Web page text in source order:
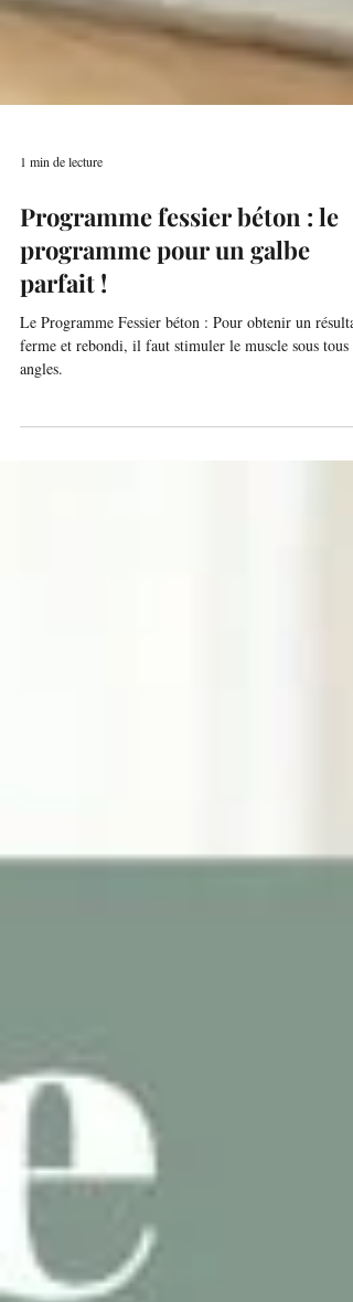
1 min de lecture
Programme fessier béton : le
programme pour un galbe
parfait !
Le Programme Fessier béton : Pour obtenir un résultat